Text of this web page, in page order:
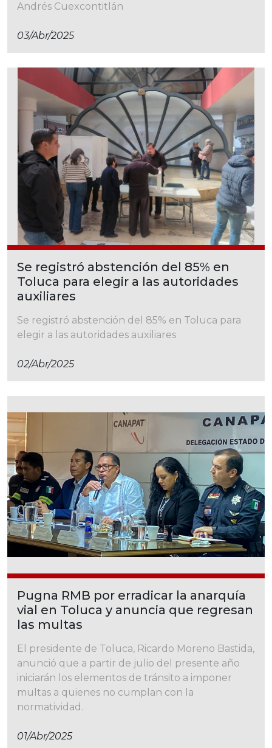
Andrés Cuexcontitlán
03/abr/2025
Se registró abstención del 85% en
Toluca para elegir a las autoridades
auxiliares
Se registró abstención del 85% en Toluca para
elegir a las autoridades auxiliares
02/abr/2025
Pugna RMB por erradicar la anarquía
vial en Toluca y anuncia que regresan
las multas
El presidente de Toluca, Ricardo Moreno Bastida,
anunció que a partir de julio del presente año
iniciarán los elementos de tránsito a imponer
multas a quienes no cumplan con la
normatividad.
01/abr/2025